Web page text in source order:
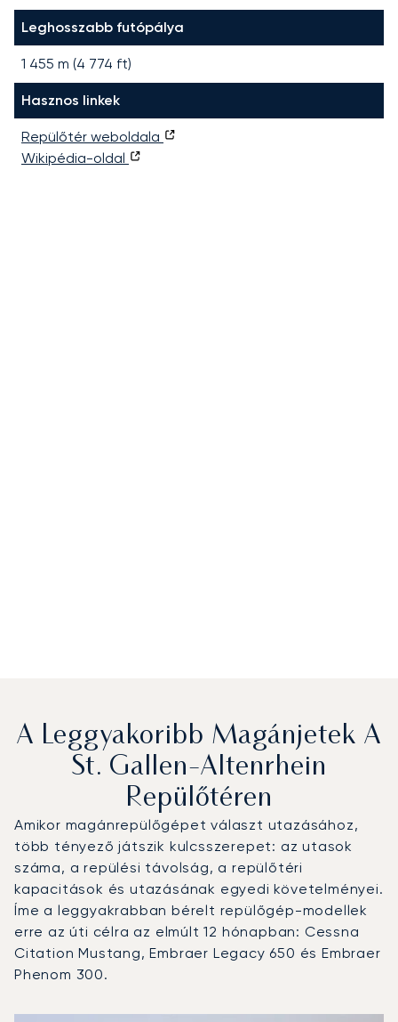
Leghosszabb futópálya
1 455 m (4 774 ft)
Hasznos linkek
Repülőtér weboldala
Wikipédia-oldal
A Leggyakoribb Magánjetek A
St. Gallen-Altenrhein
Repülőtéren
Amikor magánrepülőgépet választ utazásához,
több tényező játszik kulcsszerepet: az utasok
száma, a repülési távolság, a repülőtéri
kapacitások és utazásának egyedi követelményei.
Íme a leggyakrabban bérelt repülőgép-modellek
erre az úti célra az elmúlt 12 hónapban: Cessna
Citation Mustang, Embraer Legacy 650 és Embraer
Phenom 300.